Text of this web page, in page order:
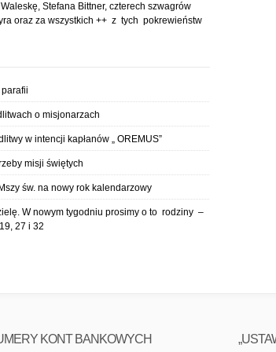
Stefana Bittner, czterech szwagrów
oraz za wszystkich ++ z tych pokrewieństw
o misjonarzach
w intencji kapłanów „ OREMUS”
misji świętych
św. na nowy rok kalendarzowy
W nowym tygodniu prosimy o to rodziny –
27 i 32
KONT BANKOWYCH